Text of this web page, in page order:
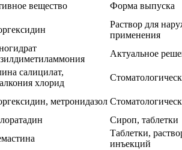
вещество Форма выпуска
Раствор для
применения
Актуальное
салицилат,
хлорид
метронидазол
Сироп, таблетки
Таблетки,
инъекций